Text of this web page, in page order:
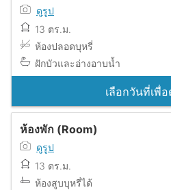
ดูรูป
13 ตร.ม.
ห้องปลอดบุหรี่
ฝักบัวและอ่างอาบน้ำ
เลือกวันที่เพื่
ห้องพัก (Room)
ดูรูป
13 ตร.ม.
ห้องสูบบุหรี่ได้